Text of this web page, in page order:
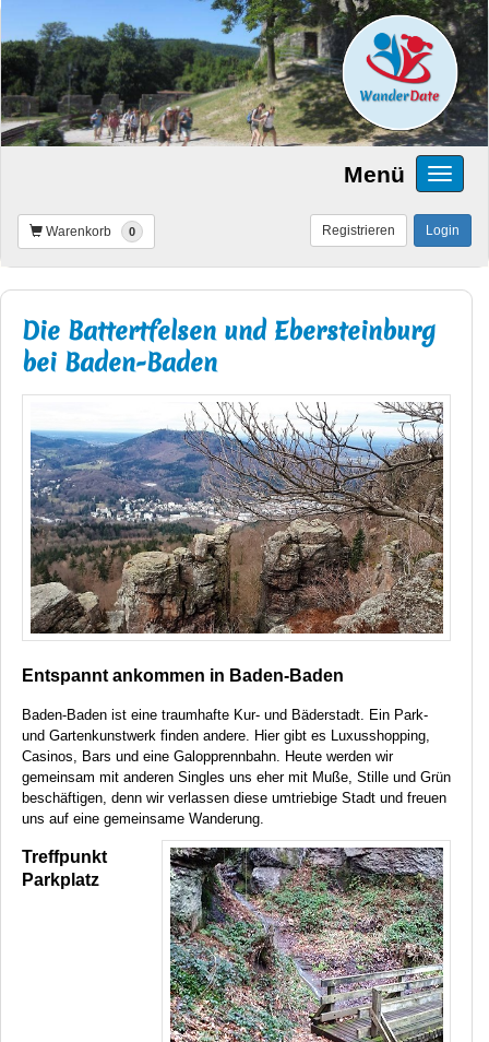
Menü
Warenkorb 0 Login
Registrieren
Die Battertfelsen und Ebersteinburg
bei Baden-Baden
Entspannt ankommen in Baden-Baden
Baden-Baden ist eine traumhafte Kur- und Bäderstadt. Ein Park-
und Gartenkunstwerk finden andere. Hier gibt es Luxusshopping,
Casinos, Bars und eine Galopprennbahn. Heute werden wir
gemeinsam mit anderen Singles uns eher mit Muße, Stille und Grün
beschäftigen, denn wir verlassen diese umtriebige Stadt und freuen
uns auf eine gemeinsame Wanderung.
Treffpunkt
Parkplatz